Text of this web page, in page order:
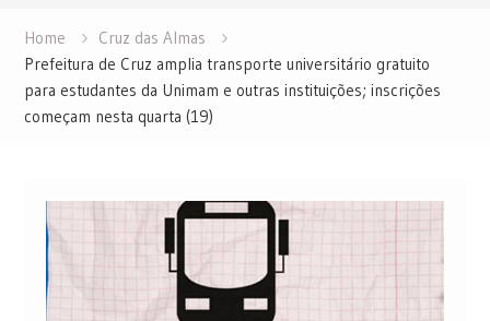
Home
Cruz das Almas
Prefeitura de Cruz amplia transporte universitário gratuito
para estudantes da Unimam e outras instituições; inscrições
começam nesta quarta (19)